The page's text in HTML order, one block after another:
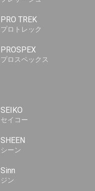
PRO TREK
プロトレック
PROSPEX
プロスペックス
SEIKO
セイコー
SHEEN
シーン
Sinn
ジン